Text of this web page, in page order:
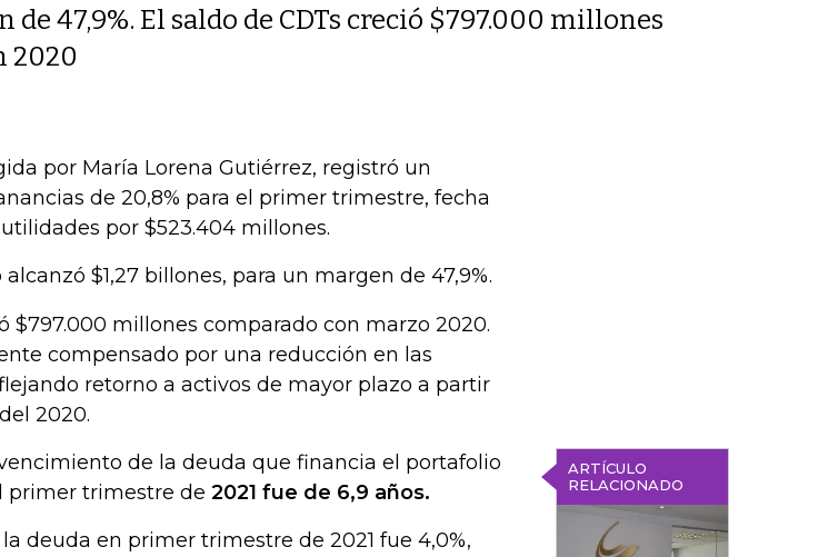
de 47,9%. El saldo de CDTs creció $797.000 millones
2020
por María Lorena Gutiérrez, registró un
de 20,8% para el primer trimestre, fecha
por $523.404 millones.
$1,27 billones, para un margen de 47,9%.
$797.000 millones comparado con marzo 2020.
compensado por una reducción en las
retorno a activos de mayor plazo a partir
2020.
ARTÍCULO
RELACIONADO
de la deuda que financia el portafolio
primer trimestre de 2021 fue de 6,9 años.
deuda en primer trimestre de 2021 fue 4,0%,